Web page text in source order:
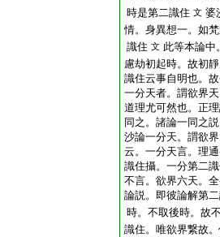
時是第二識住 文 婆
情。身異想一。如
識住 文 此等本論中
慮劫初起時。故初
識住云事自明也。
一分天者。謂欲界
道理尤可然也。正
同之。諸論一同之
沙論一分天。謂欲
云。一分天言。理
識住攝。一分第二
不言。欲界六天。
論説。即彼論解第
時。不取後時。故
識住。唯欲界繋故